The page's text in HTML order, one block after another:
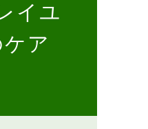
イユ
ア